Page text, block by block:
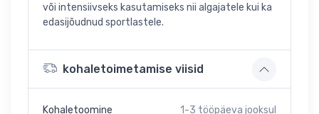
või intensiivseks kasutamiseks nii algajatele kui ka
edasijõudnud sportlastele.
kohaletoimetamise viisid
Kohaletoomine 1-3 tööpäeva jooksul